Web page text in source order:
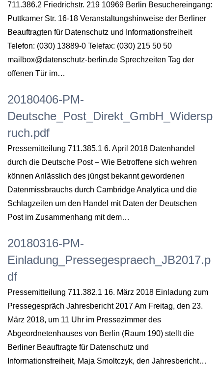
711.386.2 Friedrichstr. 219 10969 Berlin Besuchereingang:
Puttkamer Str. 16-18 Veranstaltungshinweise der Berliner
Beauftragten für Datenschutz und Informationsfreiheit
Telefon: (030) 13889-0 Telefax: (030) 215 50 50
mailbox@datenschutz-berlin.de Sprechzeiten Tag der
offenen Tür im…
20180406-PM-
Deutsche_Post_Direkt_GmbH_Widersp
ruch.pdf
Pressemitteilung 711.385.1 6. April 2018 Datenhandel
durch die Deutsche Post – Wie Betroffene sich wehren
können Anlässlich des jüngst bekannt gewordenen
Datenmissbrauchs durch Cambridge Analytica und die
Schlagzeilen um den Handel mit Daten der Deutschen
Post im Zusammenhang mit dem…
20180316-PM-
Einladung_Pressegespraech_JB2017.p
df
Pressemitteilung 711.382.1 16. März 2018 Einladung zum
Pressegespräch Jahresbericht 2017 Am Freitag, den 23.
März 2018, um 11 Uhr im Pressezimmer des
Abgeordnetenhauses von Berlin (Raum 190) stellt die
Berliner Beauftragte für Datenschutz und
Informationsfreiheit, Maja Smoltczyk, den Jahresbericht…